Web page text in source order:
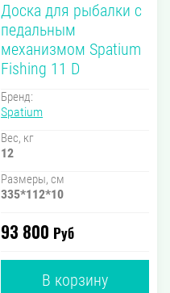
Доска для рыбалки с
педальным
механизмом Spatium
Fishing 11 D
Бренд:
Spatium
Вес, кг
12
Размеры, см
335*112*10
93 800 Руб
В корзину